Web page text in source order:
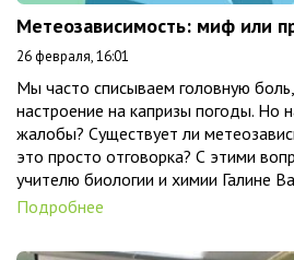
Метеозависимость: миф или
26 февраля, 16:01
Мы часто списываем головную
настроение на капризы погоды. Но
жалобы? Существует ли
это просто отговорка? С этими
учителю биологии и химии Галине
Подробнее